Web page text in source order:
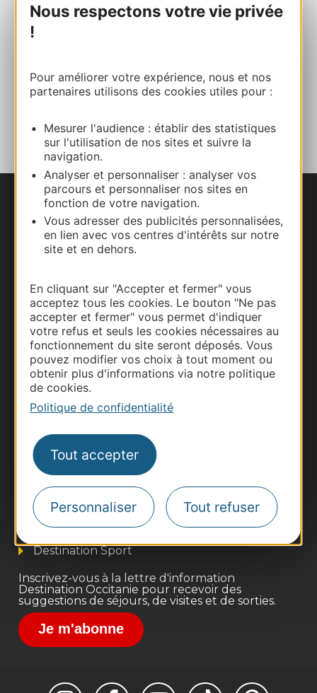
Nous respectons votre vie privée
!
Pour améliorer votre expérience, nous et nos
partenaires utilisons des cookies utiles pour :
Mesurer l'audience : établir des statistiques
sur l'utilisation de nos sites et suivre la
navigation.
Analyser et personnaliser : analyser vos
parcours et personnaliser nos sites en
fonction de votre navigation.
Vous adresser des publicités personnalisées,
en lien avec vos centres d'intérêts sur notre
site et en dehors.
En cliquant sur "Accepter et fermer" vous
acceptez tous les cookies. Le bouton "Ne pas
accepter et fermer" vous permet d'indiquer
votre refus et seuls les cookies nécessaires au
fonctionnement du site seront déposés. Vous
pouvez modifier vos choix à tout moment ou
obtenir plus d'informations via notre politique
de cookies.
Politique de confidentialité
Tout accepter
Personnaliser Tout refuser
E-mail
Nous contacter
Carte interactive
Thermalisme
Business/Mice
Pros d'Occitanie
Site presse et d'influence
Voyagistes
Destination Sport
Inscrivez-vous à la lettre d'information
Destination Occitanie pour recevoir des
suggestions de séjours, de visites et de sorties.
Je m'abonne